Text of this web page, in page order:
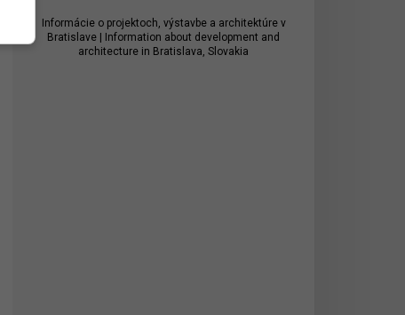
Informácie o projektoch, výstavbe a architektúre v
Bratislave | Information about development and
architecture in Bratislava, Slovakia